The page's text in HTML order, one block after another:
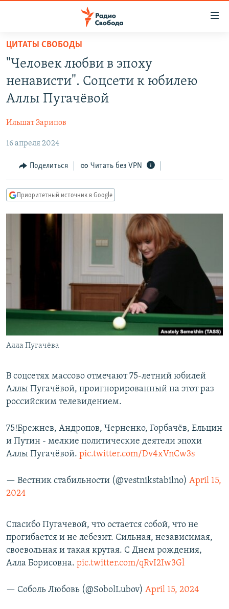
упрощенного
доступа
основному
Вернутся
навигации
Вернутся
поиску
ПРОГРАММЫ
АВТОРСКИЕ ПРОЕКТЫ
МНЕНИЯ
КУЛЬТУРА
IDEL.РЕАЛИИ
СЕВЕР.РЕАЛИИ
СИБИРЬ.РЕАЛИИ
РАСПИСАНИЕ ВЕЩАНИЯ
ПОДПИШИТЕСЬ НА РАССЫЛКУ
СОЦИАЛЬНЫЕ СЕТИ
ЦИТАТЫ СВОБОДЫ
"Человек любви в эпоху
ненависти". Соцсети к юбилею
Аллы Пугачёвой
Ильшат Зарипов
16 апреля 2024
Поделиться Читать без VPN
Приоритетный источник в Google
Алла Пугачёва
В соцсетях массово отмечают 75-летний юбилей
Аллы Пугачёвой, проигнорированный на этот раз
российским телевидением.
75!Брежнев, Андропов, Черненко, Горбачёв, Ельцин
и Путин - мелкие политические деятели эпохи
Аллы Пугачёвой. pic.twitter.com/Dv4xVnCw3s
— Вестник стабильности (@vestnikstabilno) April 15,
2024
Спасибо Пугачевой, что остается собой, что не
прогибается и не лебезит. Сильная, независимая,
своевольная и такая крутая. С Днем рождения,
Алла Борисовна. pic.twitter.com/qRvI2Iw3Gl
— Соболь Любовь (@SobolLubov) April 15, 2024